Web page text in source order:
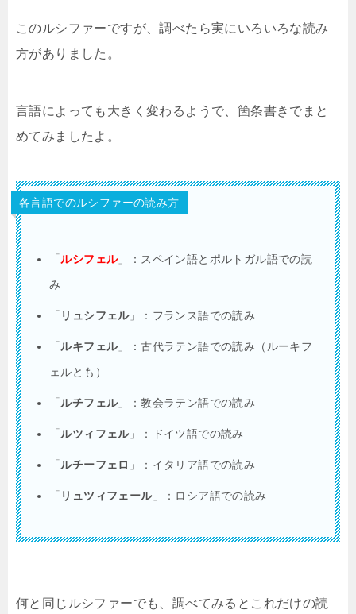
このルシファーですが、調べたら実にいろいろな読み
方がありました。
言語によっても大きく変わるようで、箇条書きでまと
めてみましたよ。
各言語でのルシファーの読み方
「ルシフェル」：スペイン語とポルトガル語での読
み
「 リュシフェル」：フランス語での読み
「ルキフェル」：古代ラテン語での読み（ルーキフ
ェルとも）
「ルチフェル」：教会ラテン語での読み
「ルツィフェル」：ドイツ語での読み
「ルチーフェロ 」：イタリア語での読み
「 リュツィフェール」：ロシア語での読み
何と同じルシファーでも、調べてみるとこれだけの読